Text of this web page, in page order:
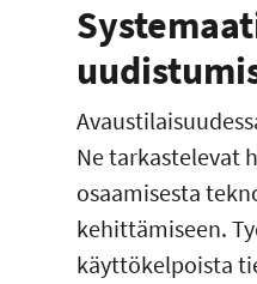
Ne tarkastelevat
osaamisesta
kehittämiseen.
käyttökelpoista